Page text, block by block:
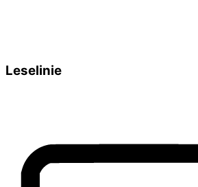
Leselinie